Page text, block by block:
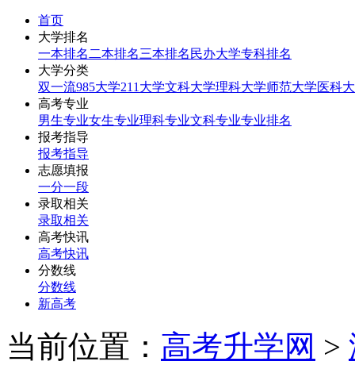
首页
大学排名
一本排名 二本排名三本排名 民办大学专科排名
大学分类
双一流985大学211大学文科大学理科大学师范大学医科
高考专业
男生专业女生专业理科专业文科专业专业排名
报考指导
报考指导
志愿填报
一分一段
录取相关
录取相关
高考快讯
高考快讯
分数线
分数线
新高考
当前位置： 高考升学网 >